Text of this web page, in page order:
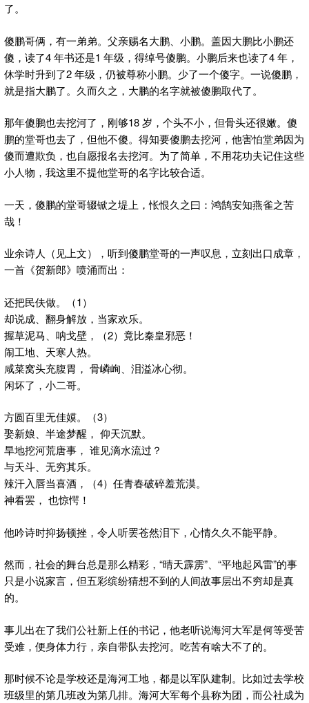
了。
傻鹏哥俩，有一弟弟。父亲赐名大鹏、小鹏。盖因大鹏比小鹏还
傻，读了4 年书还是1 年级，得绰号傻鹏。小鹏后来也读了4 年，
休学时升到了2 年级，仍被尊称小鹏。少了一个傻字。一说傻鹏，
就是指大鹏了。久而久之，大鹏的名字就被傻鹏取代了。
那年傻鹏也去挖河了，刚够18 岁，个头不小，但骨头还很嫩。傻
鹏的堂哥也去了，但他不傻。得知要傻鹏去挖河，他害怕堂弟因为
傻而遭欺负，也自愿报名去挖河。为了简单，不用花功夫记住这些
小人物，我这里不提他堂哥的名字比较合适。
一天，傻鹏的堂哥辍锨之堤上，怅恨久之曰：鸿鹄安知燕雀之苦
哉！
业余诗人（见上文），听到傻鹏堂哥的一声叹息，立刻出口成章，
一首《贺新郎》喷涌而出：
还把民伕做。（1）
却说成、翻身解放，当家欢乐。
握草泥马、呐戈壁，（2）竟比秦皇邪恶！
闹工地、天寒人热。
咸菜窝头充腹胃， 骨嶙峋、泪溢冰心彻。
闲坏了，小二哥。
方圆百里无佳嫫。（3）
娶新娘、半途梦醒， 仰天沉默。
旱地挖河荒唐事， 谁见滴水流过？
与天斗、无穷其乐。
辣汗入唇当喜酒，（4）任青春破碎羞荒漠。
神看罢， 也惊愕！
他吟诗时抑扬顿挫，令人听罢苍然泪下，心情久久不能平静。
然而，社会的舞台总是那么精彩，“晴天霹雳”、“平地起风雷”的事
只是小说家言，但五彩缤纷猜想不到的人间故事层出不穷却是真
的。
事儿出在了我们公社新上任的书记，他老听说海河大军是何等受苦
受难，便身体力行，亲自带队去挖河。吃苦有啥大不了的。
那时候不论是学校还是海河工地，都是以军队建制。比如过去学校
班级里的第几班改为第几排。海河大军每个县称为团，而公社成为